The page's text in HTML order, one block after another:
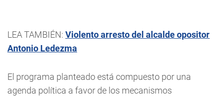
LEA TAMBIÉN: Violento arresto del alcalde opositor
Antonio Ledezma
El programa planteado está compuesto por una
agenda política a favor de los mecanismos